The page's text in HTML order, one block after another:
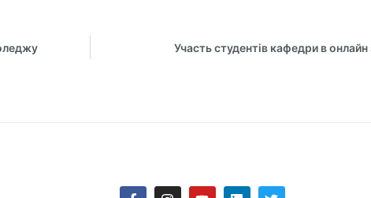
Участь студентів кафедри в